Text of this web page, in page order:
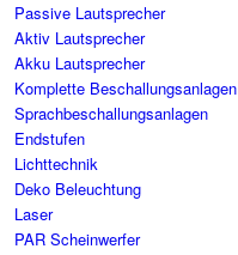
Passive Lautsprecher
Aktiv Lautsprecher
Akku Lautsprecher
Komplette Beschallungsanlagen
Sprachbeschallungsanlagen
Endstufen
Lichttechnik
Deko Beleuchtung
Laser
PAR Scheinwerfer